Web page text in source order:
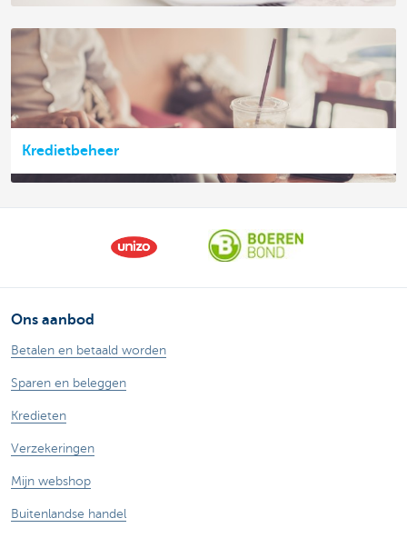
Kredietbeheer
Ons aanbod
Betalen en betaald worden
Sparen en beleggen
Kredieten
Verzekeringen
Mijn webshop
Buitenlandse handel